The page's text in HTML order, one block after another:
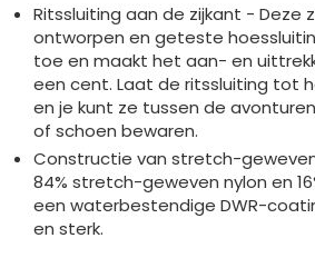
Ritssluiting aan de zijkant - Deze
ontworpen en geteste
toe en maakt het aan- en
een cent. Laat de ritssluiting tot
en je kunt ze tussen de
of schoen bewaren.
Constructie van stretch-
84% stretch-geweven nylon en
een waterbestendige DWR-
en sterk.